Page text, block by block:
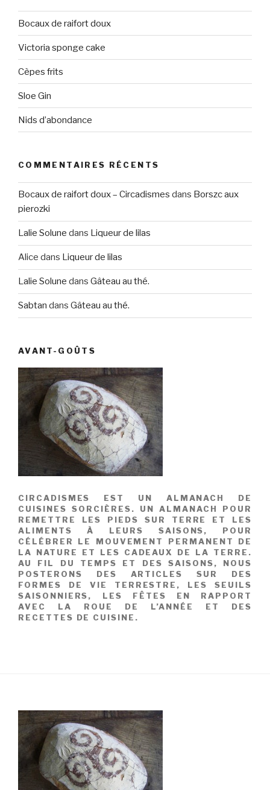
Bocaux de raifort doux
Victoria sponge cake
Cèpes frits
Sloe Gin
Nids d’abondance
COMMENTAIRES RÉCENTS
Bocaux de raifort doux – Circadismes dans Borszc aux
pierozki
Lalie Solune dans Liqueur de lilas
Alice dans Liqueur de lilas
Lalie Solune dans Gâteau au thé.
Sabtan dans Gâteau au thé.
AVANT-GOÛTS
CIRCADISMES EST UN ALMANACH DE
CUISINES SORCIÈRES. UN ALMANACH POUR
REMETTRE LES PIEDS SUR TERRE ET LES
ALIMENTS À LEURS SAISONS, POUR
CÉLÉBRER LE MOUVEMENT PERMANENT DE
LA NATURE ET LES CADEAUX DE LA TERRE.
AU FIL DU TEMPS ET DES SAISONS, NOUS
POSTERONS DES ARTICLES SUR DES
FORMES DE VIE TERRESTRE, LES SEUILS
SAISONNIERS, LES FÊTES EN RAPPORT
AVEC LA ROUE DE L’ANNÉE ET DES
RECETTES DE CUISINE.